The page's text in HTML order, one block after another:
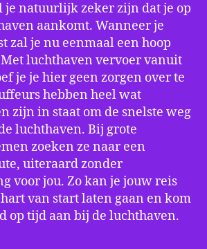
natuurlijk zeker zijn dat je op
aankomt. Wanneer je
zal je nu eenmaal een hoop
luchthaven vervoer vanuit
je je hier geen zorgen over te
hebben heel wat
zijn in staat om de snelste weg
luchthaven. Bij grote
zoeken ze naar een
uiteraard zonder
voor jou. Zo kan je jouw reis
van start laten gaan en kom
op tijd aan bij de luchthaven.